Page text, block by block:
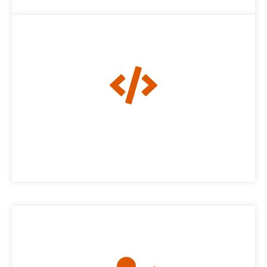
arculati elemek megalkotását. A tervezési
folyamat során digitális eszközökkel dolgozunk,
hogy minden részlet tökéletes legyen.
elképzeléseidnek.